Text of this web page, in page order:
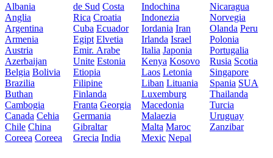
Albania
Anglia
Argentina
Armenia
Austria
Azerbaijan
Belgia Bolivia
Brazilia
Buthan
Cambogia
Canada Cehia
Chile China
Coreea Coreea
de Sud Costa
Rica Croatia
Cuba Ecuador
Egipt Elvetia
Emir. Arabe
Unite Estonia
Etiopia
Filipine
Finlanda
Franta Georgia
Germania
Gibraltar
Grecia India
Indochina
Indonezia
Iordania Iran
Irlanda Israel
Italia Japonia
Kenya Kosovo
Laos Letonia
Liban Lituania
Luxemburg
Macedonia
Malaezia
Malta Maroc
Mexic Nepal
Nicaragua
Norvegia
Olanda Peru
Polonia
Portugalia
Rusia Scotia
Singapore
Spania SUA
Thailanda
Turcia
Uruguay
Zanzibar